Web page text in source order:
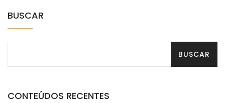
BUSCAR
CONTEÚDOS RECENTES